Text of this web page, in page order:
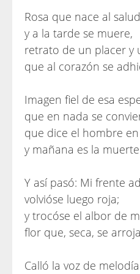
Rosa que nace al
y a la tarde se muere,
retrato de un placer y
que al corazón se
Imagen fiel de esa
que en nada se
que dice el hombre
y mañana es la
Y así pasó: Mi frente
volvióse luego roja;
y trocóse el albor de
flor que, seca, se arroja
Calló la voz de